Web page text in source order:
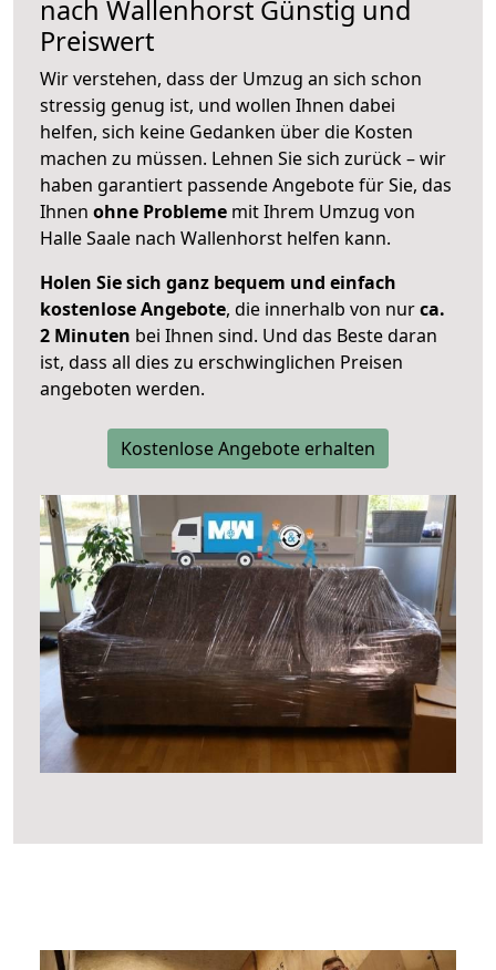
nach Wallenhorst Günstig und
Preiswert
Wir verstehen, dass der Umzug an sich schon
stressig genug ist, und wollen Ihnen dabei
helfen, sich keine Gedanken über die Kosten
machen zu müssen. Lehnen Sie sich zurück – wir
haben garantiert passende Angebote für Sie, das
Ihnen ohne Probleme mit Ihrem Umzug von
Halle Saale nach Wallenhorst helfen kann.
Holen Sie sich ganz bequem und einfach
kostenlose Angebote, die innerhalb von nurca.
2 Minuten bei Ihnen sind. Und das Beste daran
ist, dass all dies zu erschwinglichen Preisen
angeboten werden.
Kostenlose Angebote erhalten